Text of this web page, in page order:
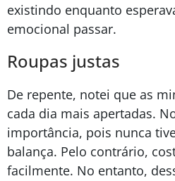
existindo enquanto
emocional passar.
Roupas justas
De repente, notei que as
cada dia mais apertadas.
importância, pois nunca
balança. Pelo contrário,
facilmente. No entanto,